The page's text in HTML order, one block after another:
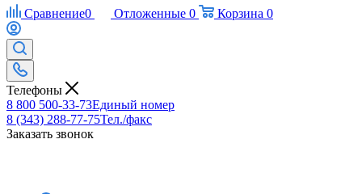
Сравнение0 Отложенные 0 Корзина 0
Телефоны
8 800 500-33-73Единый номер
8 (343) 288-77-75Тел./факс
Заказать звонок